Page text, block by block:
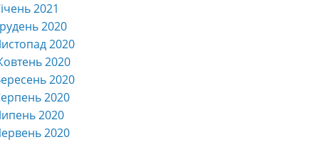
2021
2020
2020
2020
2020
2020
2020
2020